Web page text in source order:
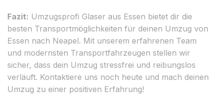
Fazit: Umzugsprofi Glaser aus Essen bietet dir die
besten Transportmöglichkeiten für deinen Umzug von
Essen nach Neapel. Mit unserem erfahrenen Team
und modernsten Transportfahrzeugen stellen wir
sicher, dass dein Umzug stressfrei und reibungslos
verläuft. Kontaktiere uns noch heute und mach deinen
Umzug zu einer positiven Erfahrung!